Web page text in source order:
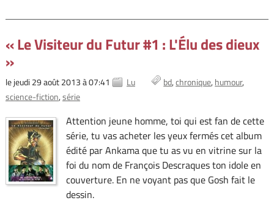
« Le Visiteur du Futur #1 : L'Élu des dieux
»
le jeudi 29 août 2013 à 07:41 Lu bd chronique humour
science-fiction série
Attention jeune homme, toi qui est fan de cette
série, tu vas acheter les yeux fermés cet album
édité par Ankama que tu as vu en vitrine sur la
foi du nom de François Descraques ton idole en
couverture. En ne voyant pas que Gosh fait le
dessin.